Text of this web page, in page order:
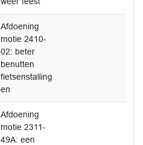
Afdoening
motie 2410-
02: beter
benutten
fietsenstalling
en
Afdoening
motie 2311-
49A: een